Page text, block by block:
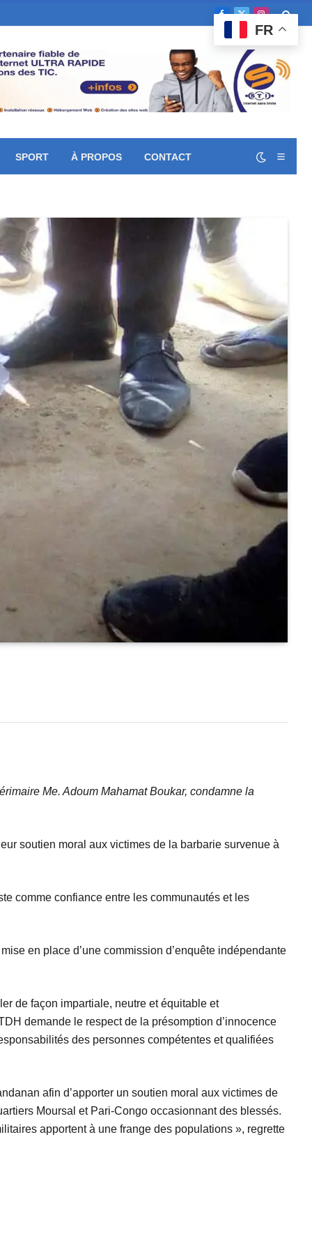
Facebook
X
(Twitter)
SPORT À PROPOS CONTACT
Me. Adoum Mahamat Boukar, condamne la
soutien moral aux victimes de la barbarie survenue à
comme confiance entre les communautés et les
en place d’une commission d’enquête indépendante
de façon impartiale, neutre et équitable et
demande le respect de la présomption d’innocence
des personnes compétentes et qualifiées
afin d’apporter un soutien moral aux victimes de
Moursal et Pari-Congo occasionnant des blessés.
apportent à une frange des populations », regrette
FR